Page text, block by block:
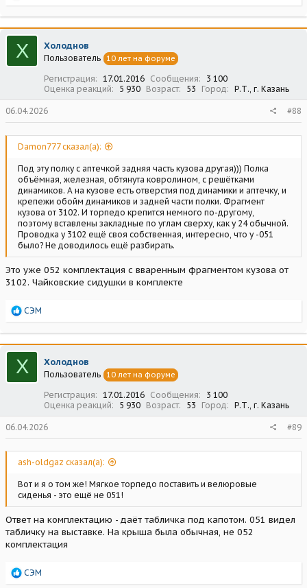
а
к
ц
и
и
Х Холоднов
Пользователь 10 лет на форуме
Регистрация 17.01.2016 Сообщения
3 100
Оценка реакций
5 930 Возраст 53 Город Р.Т., г. Казань
06.04.2026 #88
Damon777 сказал(а):
Под эту полку с аптечкой задняя часть кузова другая))) Полка
объёмная, железная, обтянута ковролином, с решётками
динамиков. А на кузове есть отверстия под динамики и аптечку, и
крепежи обойм динамиков и задней части полки. Фрагмент
кузова от 3102. И торпедо крепится немного по-другому,
поэтому вставлены закладные по углам сверху, как у 24 обычной.
Проводка у 3102 ещё своя собственная, интересно, что у -051
было? Не доводилось ещё разбирать.
Это уже 052 комплектация с вваренным фрагментом кузова от
3102. Чайковские сидушки в комплекте
Р
а
к
ц
и
и
СЭМ
Х Холоднов
Пользователь 10 лет на форуме
Регистрация 17.01.2016 Сообщения
3 100
Оценка реакций
5 930 Возраст 53 Город Р.Т., г. Казань
06.04.2026 #89
ash-oldgaz сказал(а):
Вот и я о том же! Мягкое торпедо поставить и велюровые
сиденья - это ещё не 051!
Ответ на комплектацию - даёт табличка под капотом. 051 видел
табличку на выставке. На крыша была обычная, не 052
комплектация
Р
СЭМ